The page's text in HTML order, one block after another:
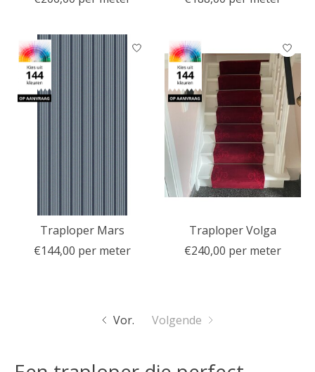
Traploper Mars
€144,00 per meter
Traploper Volga
€240,00 per meter
Vor. Volgende